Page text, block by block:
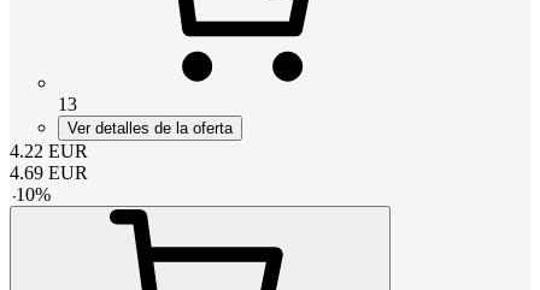
13
Ver detalles de la oferta
4.22 EUR
4.69 EUR
-10%